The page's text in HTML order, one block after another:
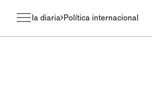
la diaria Política internacional